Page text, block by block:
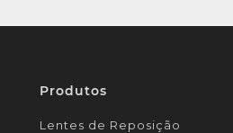
Produtos
Lentes de Reposição